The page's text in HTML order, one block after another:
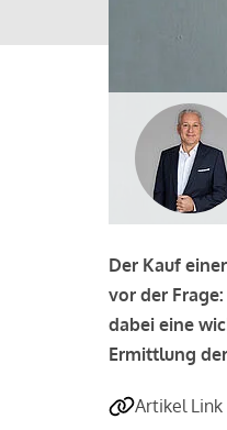
Der Kauf
vor der
dabei eine
Ermittlung
Artikel